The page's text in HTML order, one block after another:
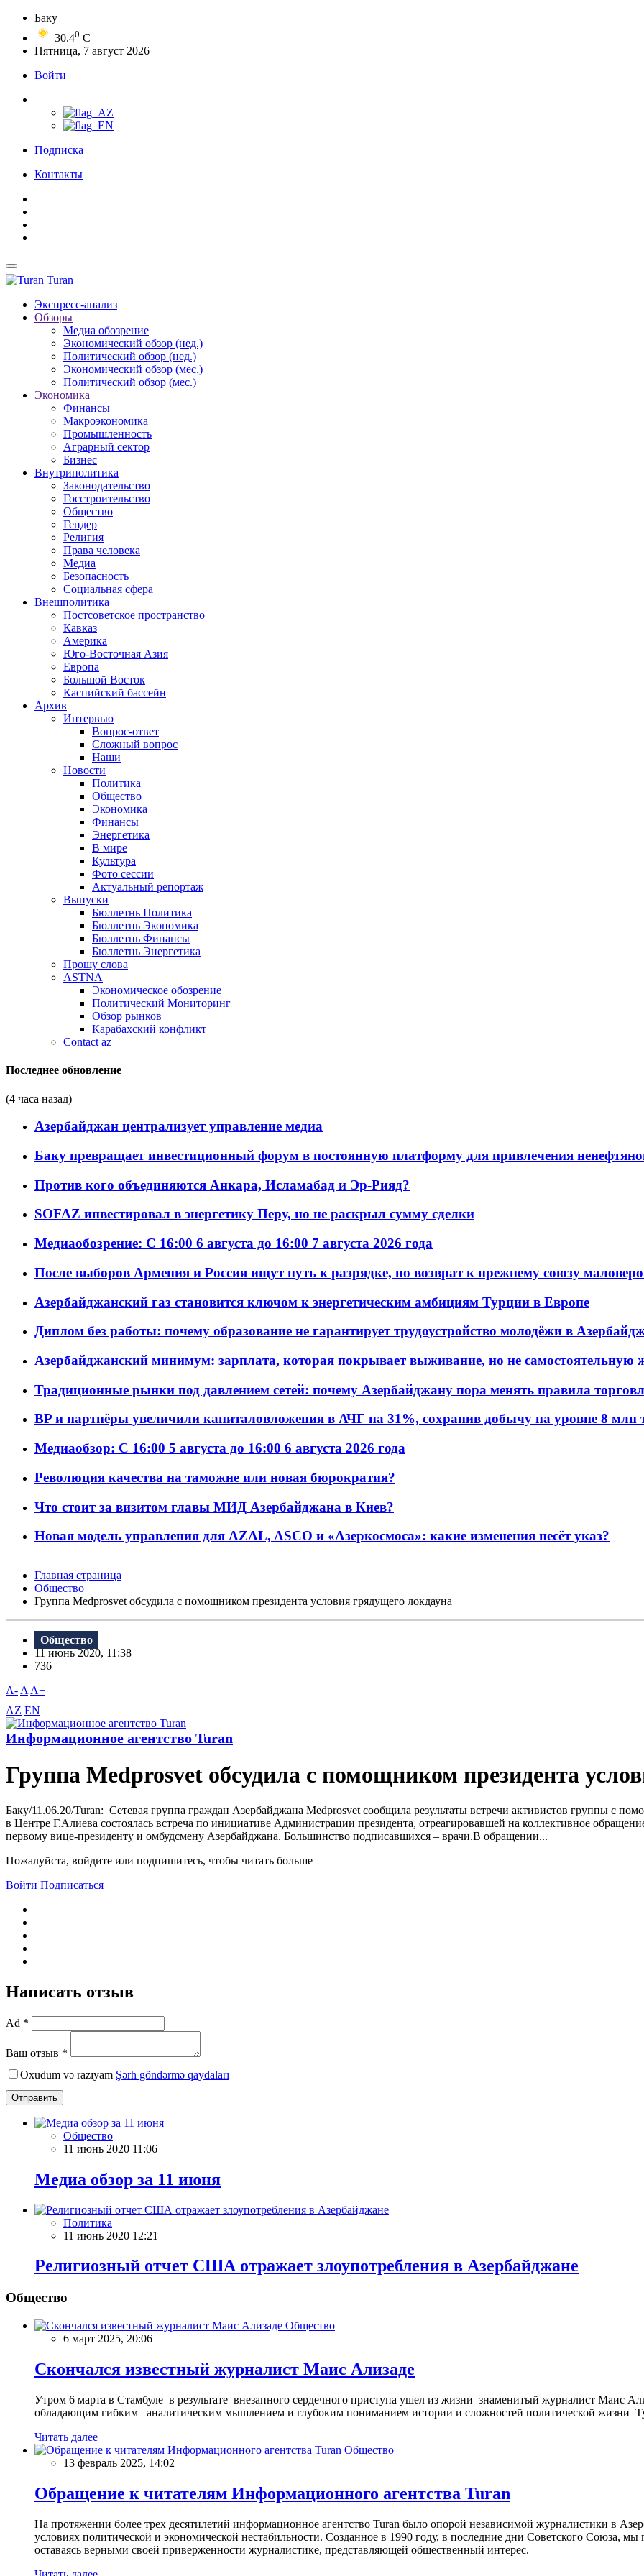
Баку
30.40 C
Пятница, 7 август 2026
Войти
Подписка
Контакты
Turan
Экспресс-анализ
Обзоры
Медиа обозрение
Экономический обзор (нед.)
Политический обзор (нед.)
Экономический обзор (мес.)
Политический обзор (мес.)
Экономика
Финансы
Макроэкономика
Промышленность
Аграрный сектор
Бизнес
Внутриполитика
Законодательство
Госстроительство
Общество
Гендер
Религия
Права человека
Медиа
Безопасность
Социальная сфера
Внешполитика
Постсоветское пространство
Кавказ
Америка
Юго-Восточная Азия
Европа
Большой Восток
Каспийский бассейн
Архив
Интервью
Вопрос-ответ
Сложный вопрос
Наши
Новости
Политика
Общество
Экономика
Финансы
Энергетика
В мире
Культура
Фото сессии
Актуальный репортаж
Выпуски
Бюллетнь Политика
Бюллетнь Экономика
Бюллетнь Финансы
Бюллетнь Энергетика
Прошу слова
ASTNA
Экономическое обозрение
Политический Мониторинг
Обзор рынков
Карабахский конфликт
Contact az
Последнее обновление
(4 часа назад)
Азербайджан централизует управление медиа
Баку превращает инвестиционный форум в постоянную платформу для привлечения
Против кого объединяются Анкара, Исламабад и Эр-Рияд?
SOFAZ инвестировал в энергетику Перу, но не раскрыл сумму сделки
Медиаобозрение: С 16:00 6 августа до 16:00 7 августа 2026 года
После выборов Армения и Россия ищут путь к разрядке, но возврат к прежнему союзу
Азербайджанский газ становится ключом к энергетическим амбициям Турции в Европе
Диплом без работы: почему образование не гарантирует трудоустройство молодёжи в
Азербайджанский минимум: зарплата, которая покрывает выживание, но не самостоятельную
Традиционные рынки под давлением сетей: почему Азербайджану пора менять правила
BP и партнёры увеличили капиталовложения в АЧГ на 31%, сохранив добычу на уровне 8 млн
Медиаобзор: С 16:00 5 августа до 16:00 6 августа 2026 года
Революция качества на таможне или новая бюрократия?
Что стоит за визитом главы МИД Азербайджана в Киев?
Новая модель управления для AZAL, ASCO и «Азеркосмоса»: какие изменения несёт указ?
Главная страница
Общество
Группа Medprosvet обсудила с помощником президента условия грядущего локдауна
Общество
11 июнь 2020, 11:38
736
A- A A+
AZ EN
Информационное агентство Turan
Группа Medprosvet обсудила с помощником президента
Баку/11.06.20/Turan: Cетевая группа граждан Азербайджана Medprosvet сообщила результаты встречи активистов группы с
в Центре Г.Алиева состоялась встреча по инициативе Администрации президента, отреагировавшей на коллективное
первому вице-президенту и омбудсмену Азербайджана. Большинство подписавшихся – врачи.В обращении...
Пожалуйста, войдите или подпишитесь, чтобы читать больше
Войти Подписаться
Написать отзыв
Ad *
Ваш отзыв *
Oxudum və razıyam Şərh göndərmə qaydaları
Отправить
Общество
11 июнь 2020 11:06
Meдиа обзор за 11 июня
Политика
11 июнь 2020 12:21
Религиозный отчет США отражает злоупотребления в Азербайджане
Общество
Общество
6 март 2025, 20:06
Скончался известный журналист Маис Ализаде
Утром 6 марта в Стамбуле в результате внезапного сердечного приступа ушел из жизни знаменитый журналист Маис
обладающим гибким аналитическим мышлением и глубоким пониманием истории и сложностей политической жизни
Читать далее
Общество
13 февраль 2025, 14:02
Обращение к читателям Информационного агентства Turan
На протяжении более трех десятилетий информационное агентство Turan было опорой независимой журналистики в
условиях политической и экономической нестабильности. Созданное в 1990 году, в последние дни Советского Союза,
оставаясь верными своей приверженности журналистике, представляющей общественный интерес.